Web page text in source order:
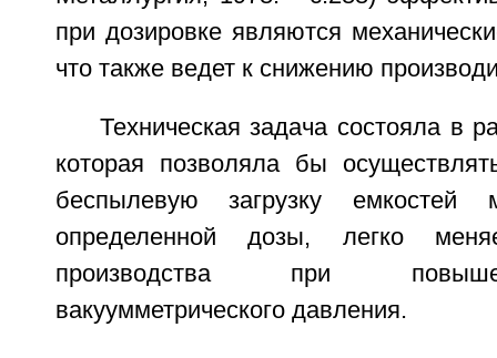
при дозировке являются
что также ведет к снижению
Техническая задача состояла в
которая позволяла бы
беспылевую загрузку емкостей
определенной дозы, легко
производства при
вакуумметрического давления.